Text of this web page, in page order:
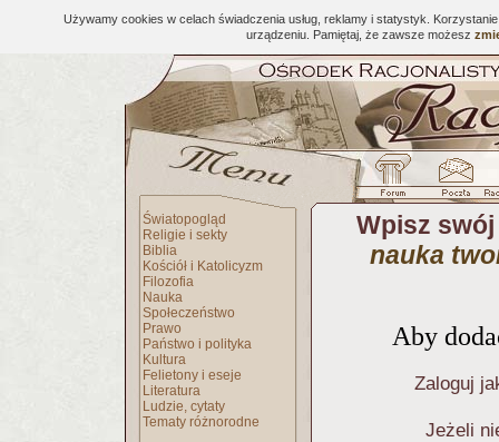
Używamy cookies w celach świadczenia usług, reklamy i statystyk.
urządzeniu. Pamiętaj, że zawsze możesz
Światopogląd
Religie i sekty
Biblia
Kościół i Katolicyzm
Filozofia
Nauka
Społeczeństwo
Prawo
Państwo i polityka
Kultura
Felietony i eseje
Literatura
Ludzie, cytaty
Tematy różnorodne
Wpisz
nauka
Aby
Zaloguj
Jeżeli